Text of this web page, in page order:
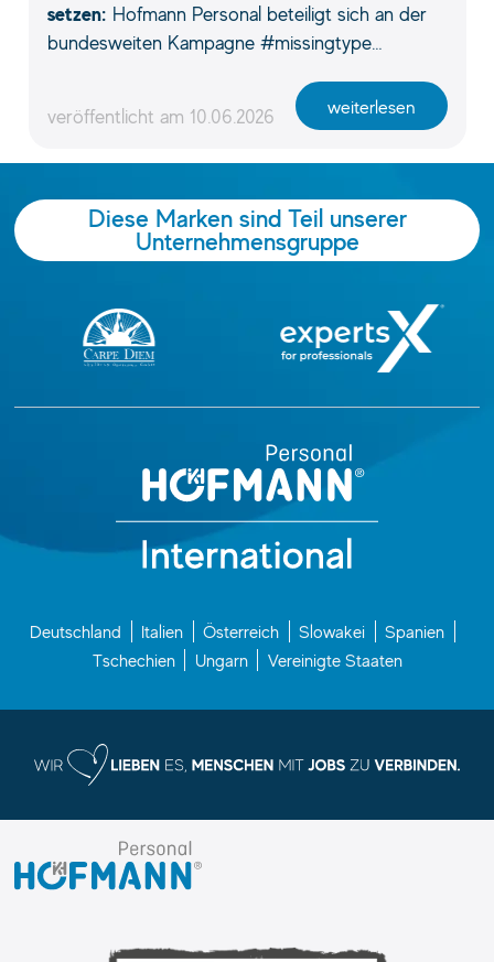
setzen: Hofmann Personal beteiligt sich an der
bundesweiten Kampagne #missingtype…
veröffentlicht am 10.06.2026 weiterlesen
Diese Marken sind Teil unserer
Unternehmensgruppe
Deutschland Italien Österreich Slowakei
Spanien
Tschechien
Ungarn Vereinigte Staaten
K.